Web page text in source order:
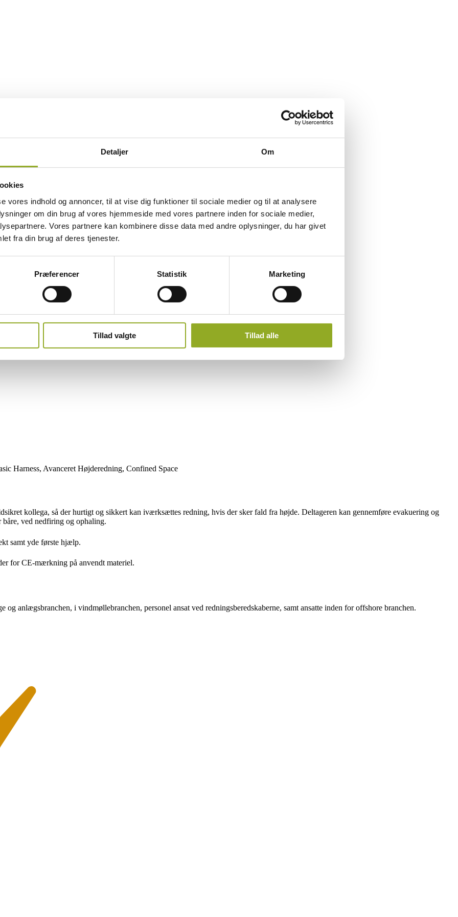
Detaljer Om
vores indhold og annoncer, til at vise dig funktioner til sociale medier og til at analysere
om din brug af vores hjemmeside med vores partnere inden for sociale medier,
Vores partnere kan kombinere disse data med andre oplysninger, du har givet
fra din brug af deres tjenester.
Præferencer Statistik Marketing
Tillad valgte Tillad alle
Manual Handling (combined)
Manual Handling (combined) Refresher
Røgdykning
Røgdykning – Genopfriskning
Omsorg for Menneskeliv og Miljø
– Genopfriskning
kollega, så der hurtigt og sikkert kan iværksættes redning, hvis der sker fald fra højde. Deltageren kan gennemføre evakuering og
ved nedfiring og ophaling.
samt yde første hjælp.
for CE-mærkning på anvendt materiel.
anlægsbranchen, i vindmøllebranchen, personel ansat ved redningsberedskaberne, samt ansatte inden for offshore branchen.